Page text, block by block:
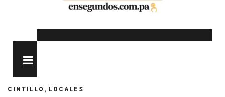
CINTILLO , LOCALES